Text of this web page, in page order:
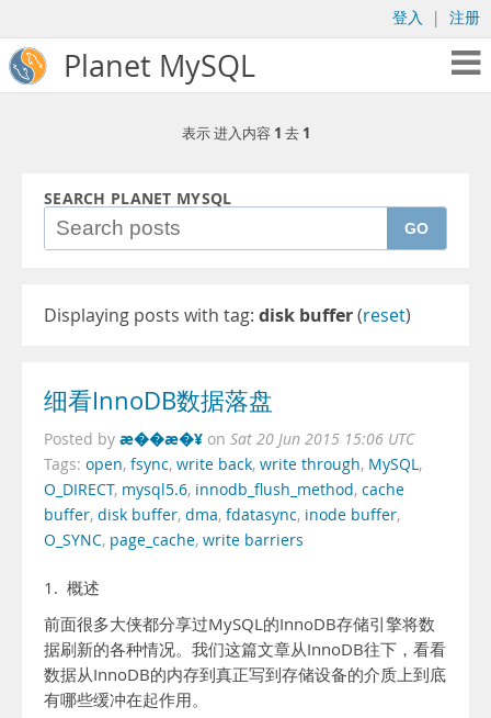
登入 | 注册
Planet MySQL
表示 进入内容 1 去 1
SEARCH PLANET MYSQL
GO
Displaying posts with tag: disk buffer(reset)
细看InnoDB数据落盘
Posted by æ��æ�¥ on Sat 20 Jun 2015 15:06 UTC
Tags: open, fsync, write back, write through, MySQL,
O_DIRECT, mysql5.6, innodb_flush_method, cache
buffer, disk buffer, dma, fdatasync, inode buffer,
O_SYNC, page_cache, write barriers
1. 概述
前面很多大侠都分享过MySQL的InnoDB存储引擎将数
据刷新的各种情况。我们这篇文章从InnoDB往下，看看
数据从InnoDB的内存到真正写到存储设备的介质上到底
有哪些缓冲在起作用。